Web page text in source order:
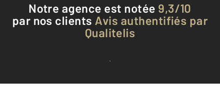
Notre agence est notée 9,3/10
par nos clients Avis authentifiés par
Qualitelis
Voir tous les avis clients